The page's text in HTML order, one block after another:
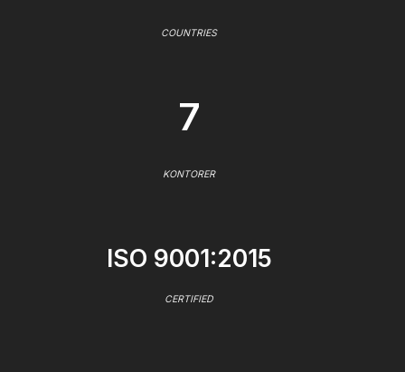
COUNTRIES
7
KONTORER
ISO 9001:2015
CERTIFIED